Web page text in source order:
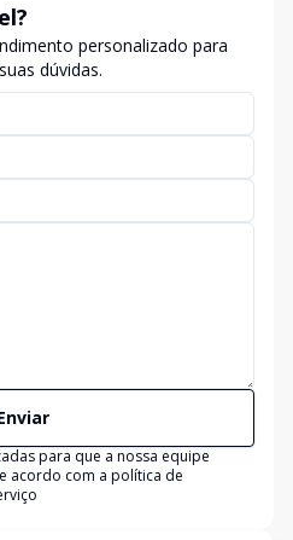
personalizado para
dúvidas.
para que a nossa equipe
acordo com a política de